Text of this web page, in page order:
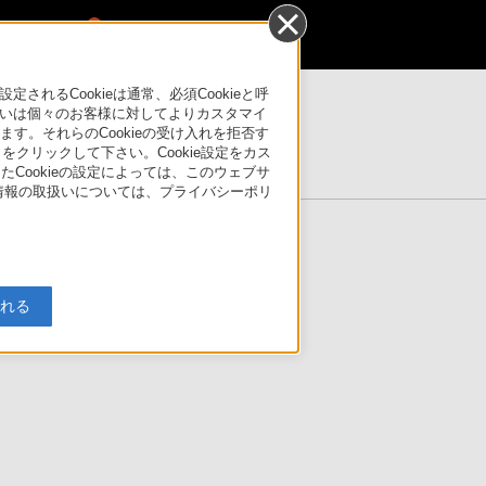
0
製品情報ページ
定されるCookieは通常、必須Cookieと呼
は個々のお客様に対してよりカスタマイ
す。それらのCookieの受け入れを拒否す
クリックして下さい。Cookie設定をカス
Cookieの設定によっては、このウェブサ
の取扱いについては、プライバシーポリ
る